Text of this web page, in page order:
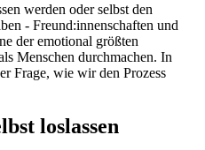
werden oder selbst den
- Freund:innenschaften und
der emotional größten
Menschen durchmachen. In
Frage, wie wir den Prozess
loslassen